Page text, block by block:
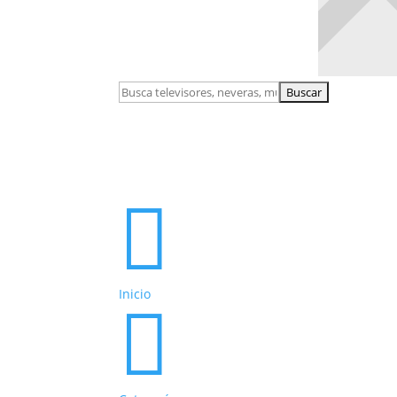
Buscar:

Inicio
